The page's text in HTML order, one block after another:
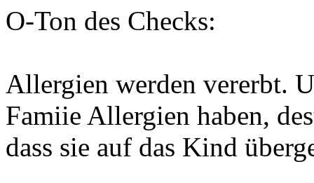
O-Ton des Checks:
Allergien werden vererbt.
Famiie Allergien haben,
dass sie auf das Kind